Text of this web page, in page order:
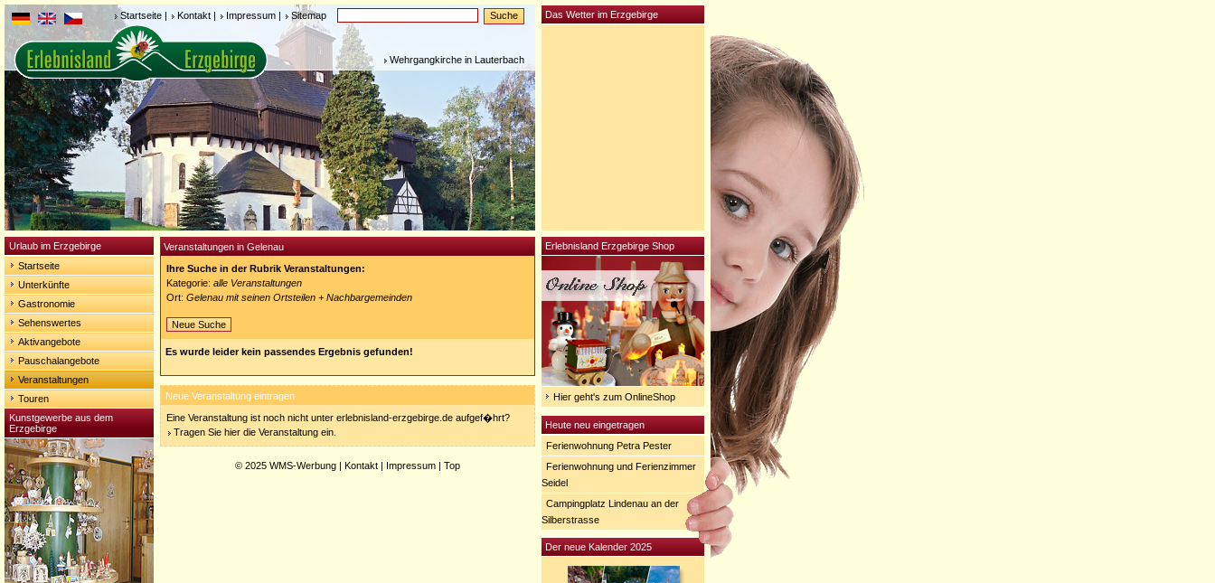
Startseite | Kontakt | Impressum | Sitemap
Wehrgangkirche in Lauterbach
Urlaub im Erzgebirge
Startseite
Unterkünfte
Gastronomie
Sehenswertes
Aktivangebote
Pauschalangebote
Veranstaltungen
Touren
Kunstgewerbe aus dem
Erzgebirge
Veranstaltungen in Gelenau
Ihre Suche in der Rubrik Veranstaltungen:
Kategorie: alle Veranstaltungen
Ort: Gelenau mit seinen Ortsteilen + Nachbargemeinden
Neue Suche
Es wurde leider kein passendes Ergebnis gefunden!
Neue Veranstaltung eintragen
Eine Veranstaltung ist noch nicht unter erlebnisland-erzgebirge.de aufgef�hrt?
Tragen Sie hier die Veranstaltung ein.
© 2025 WMS-Werbung | Kontakt | Impressum | Top
Erlebnisland Erzgebirge Shop
Hier geht's zum OnlineShop
Heute neu eingetragen
Ferienwohnung Petra Pester
Ferienwohnung und Ferienzimmer
Seidel
Campingplatz Lindenau an der
Silberstrasse
Der neue Kalender 2025
Das Wetter im Erzgebirge